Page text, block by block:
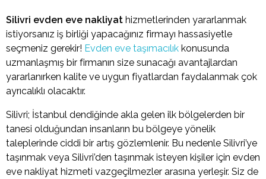
Silivri evden eve nakliyat hizmetlerinden yararlanmak
istiyorsanız iş birliği yapacağınız firmayı hassasiyetle
seçmeniz gerekir! Evden eve taşımacılık konusunda
uzmanlaşmış bir firmanın size sunacağı avantajlardan
yararlanırken kalite ve uygun fiyatlardan faydalanmak çok
ayrıcalıklı olacaktır.
Silivri; İstanbul dendiğinde akla gelen ilk bölgelerden bir
tanesi olduğundan insanların bu bölgeye yönelik
taleplerinde ciddi bir artış gözlemlenir. Bu nedenle Silivri’ye
taşınmak veya Silivri’den taşınmak isteyen kişiler için evden
eve nakliyat hizmeti vazgeçilmezler arasına yerleşir. Siz de